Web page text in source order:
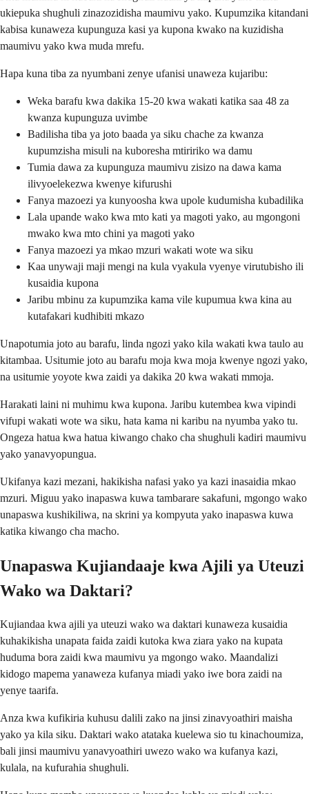
ukiepuka shughuli zinazozidisha maumivu yako. Kupumzika kitandani
kabisa kunaweza kupunguza kasi ya kupona kwako na kuzidisha
maumivu yako kwa muda mrefu.
Hapa kuna tiba za nyumbani zenye ufanisi unaweza kujaribu:
Weka barafu kwa dakika 15-20 kwa wakati katika saa 48 za
kwanza kupunguza uvimbe
Badilisha tiba ya joto baada ya siku chache za kwanza
kupumzisha misuli na kuboresha mtiririko wa damu
Tumia dawa za kupunguza maumivu zisizo na dawa kama
ilivyoelekezwa kwenye kifurushi
Fanya mazoezi ya kunyoosha kwa upole kudumisha kubadilika
Lala upande wako kwa mto kati ya magoti yako, au mgongoni
mwako kwa mto chini ya magoti yako
Fanya mazoezi ya mkao mzuri wakati wote wa siku
Kaa unywaji maji mengi na kula vyakula vyenye virutubisho ili
kusaidia kupona
Jaribu mbinu za kupumzika kama vile kupumua kwa kina au
kutafakari kudhibiti mkazo
Unapotumia joto au barafu, linda ngozi yako kila wakati kwa taulo au
kitambaa. Usitumie joto au barafu moja kwa moja kwenye ngozi yako,
na usitumie yoyote kwa zaidi ya dakika 20 kwa wakati mmoja.
Harakati laini ni muhimu kwa kupona. Jaribu kutembea kwa vipindi
vifupi wakati wote wa siku, hata kama ni karibu na nyumba yako tu.
Ongeza hatua kwa hatua kiwango chako cha shughuli kadiri maumivu
yako yanavyopungua.
Ukifanya kazi mezani, hakikisha nafasi yako ya kazi inasaidia mkao
mzuri. Miguu yako inapaswa kuwa tambarare sakafuni, mgongo wako
unapaswa kushikiliwa, na skrini ya kompyuta yako inapaswa kuwa
katika kiwango cha macho.
Unapaswa Kujiandaaje kwa Ajili ya Uteuzi
Wako wa Daktari?
Kujiandaa kwa ajili ya uteuzi wako wa daktari kunaweza kusaidia
kuhakikisha unapata faida zaidi kutoka kwa ziara yako na kupata
huduma bora zaidi kwa maumivu ya mgongo wako. Maandalizi
kidogo mapema yanaweza kufanya miadi yako iwe bora zaidi na
yenye taarifa.
Anza kwa kufikiria kuhusu dalili zako na jinsi zinavyoathiri maisha
yako ya kila siku. Daktari wako atataka kuelewa sio tu kinachoumiza,
bali jinsi maumivu yanavyoathiri uwezo wako wa kufanya kazi,
kulala, na kufurahia shughuli.